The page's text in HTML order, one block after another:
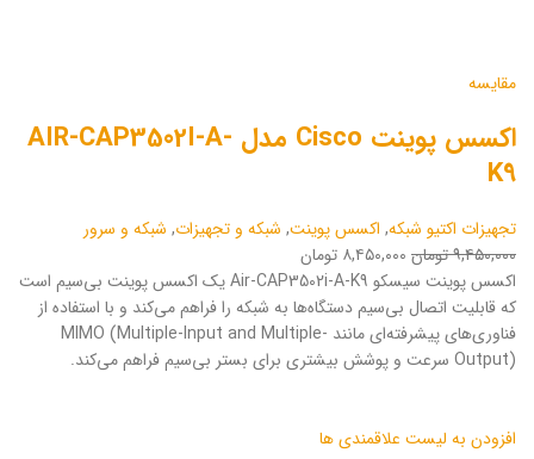
مقایسه
اکسس پوینت Cisco مدل AIR-CAP3502I-A-
K9
تجهیزات اکتیو شبکه, اکسس پوینت, شبکه و تجهیزات, شبکه و سرور
۹,۴۵۰,۰۰۰ تومان
۸,۴۵۰,۰۰۰ تومان
اکسس پوینت سیسکو Air-CAP3502i-A-K9 یک اکسس پوینت بی‌سیم است
که قابلیت اتصال بی‌سیم دستگاه‌ها به شبکه را فراهم می‌کند و با استفاده از
فناوری‌های پیشرفته‌ای مانند MIMO (Multiple-Input and Multiple-
Output) سرعت و پوشش بیشتری برای بستر بی‌سیم فراهم می‌کند.
افزودن به لیست علاقمندی ها